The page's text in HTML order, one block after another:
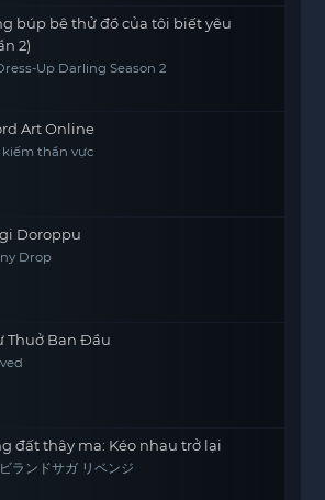
búp bê thử đồ của tôi biết yêu
2)
Up Darling Season 2
Art Online
thần vực
Doroppu
Drop
Thuở Ban Đầu
đất thây ma: Kéo nhau trở lại
ランドサガ リベンジ